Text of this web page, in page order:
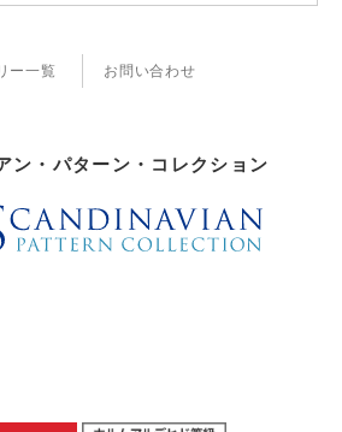
ン・パターン・コレクション
ー一覧 お問い合わせ